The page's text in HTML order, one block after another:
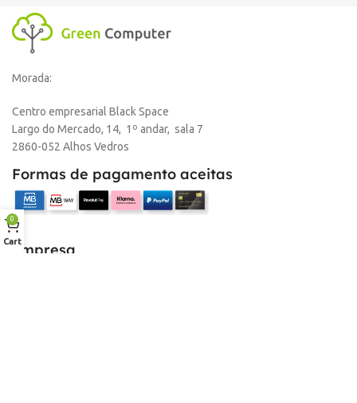
Morada:
Centro empresarial Black Space
Largo do Mercado, 14, 1º andar, sala 7
2860-052 Alhos Vedros
Formas de pagamento aceitas
Empresa
0
Cart